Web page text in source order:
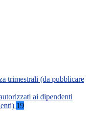
trimestrali (da pubblicare
ai dipendenti
19